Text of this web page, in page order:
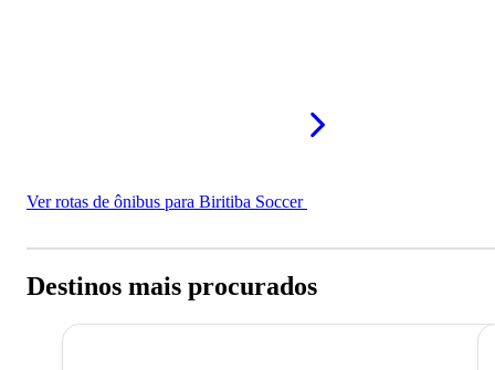
Ver rotas de ônibus para Biritiba Soccer
Destinos mais procurados